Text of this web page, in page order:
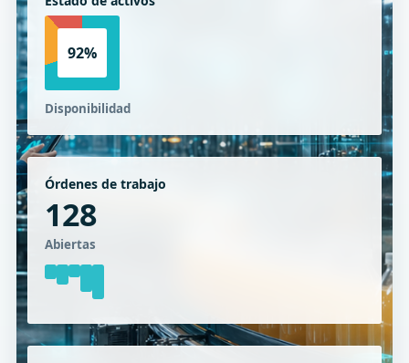
92%
Disponibilidad
Órdenes de trabajo
128
Abiertas